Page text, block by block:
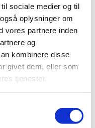
sociale medier og til
oplysninger om
vores partnere inden
og
kombinere disse
givet dem, eller som
tjenester.
i alle afgrøder
planteværn
er styrket
fysisk virkende